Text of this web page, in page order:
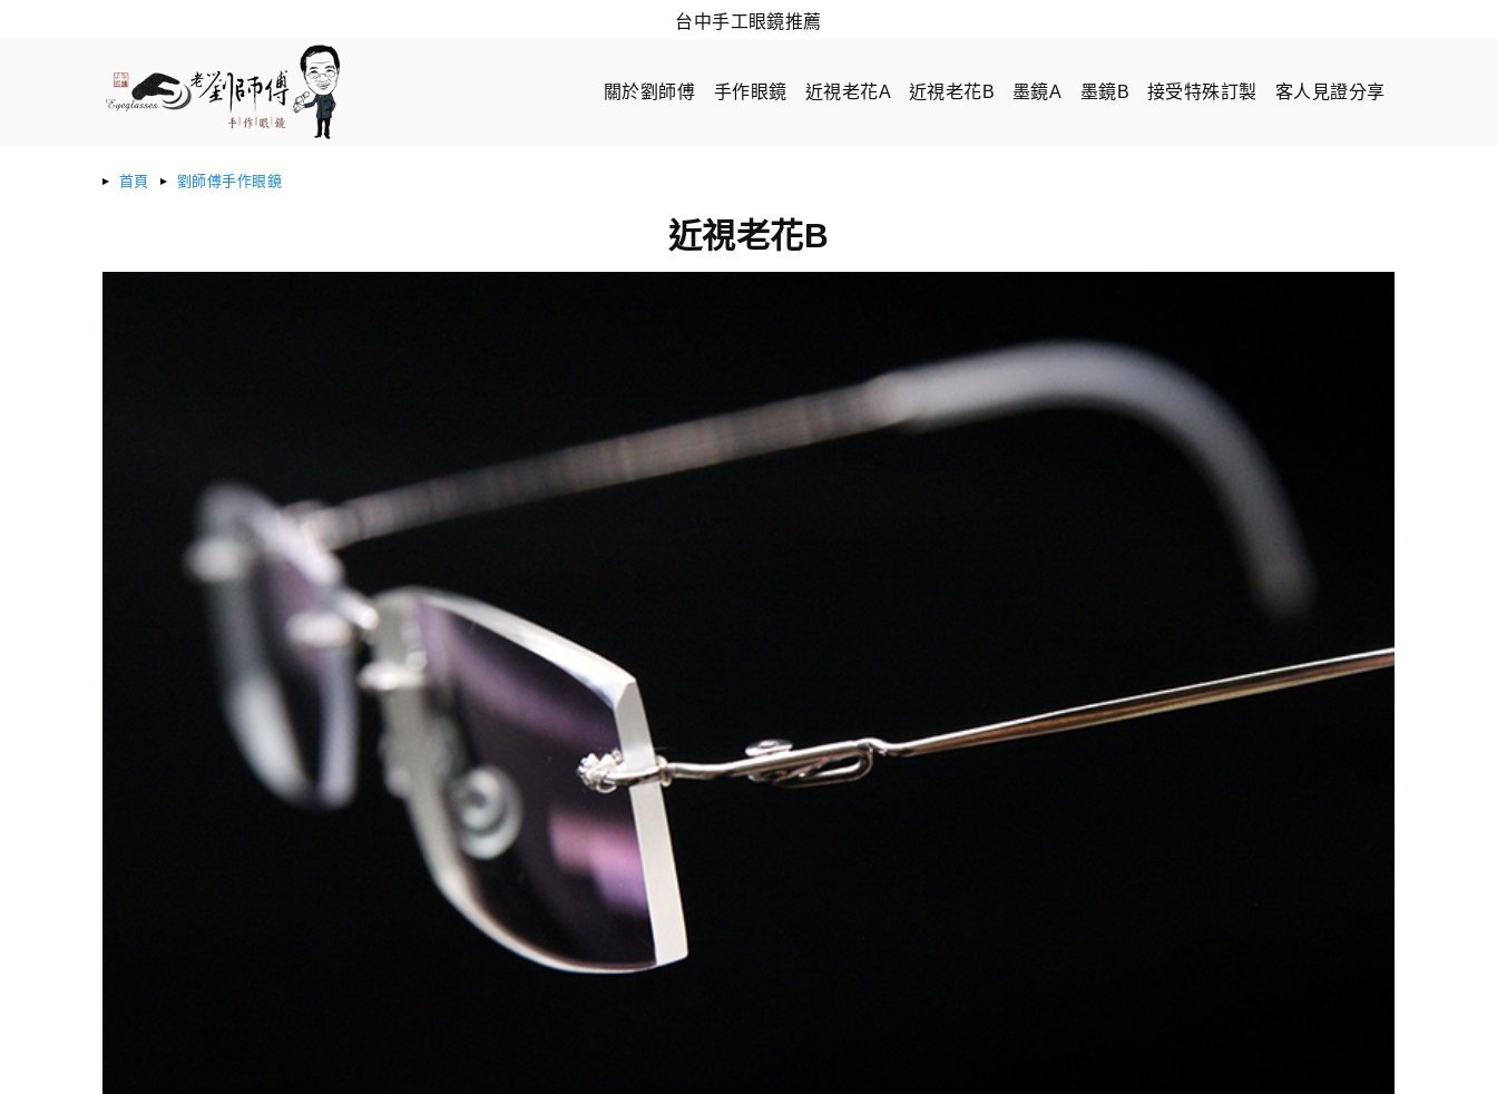
台中手工眼鏡推薦
關於劉師傅 手作眼鏡 近視老花A 近視老花B 墨鏡A 墨鏡B 接受特殊訂製 客人見證分享
首頁 劉師傅手作眼鏡
近視老花B